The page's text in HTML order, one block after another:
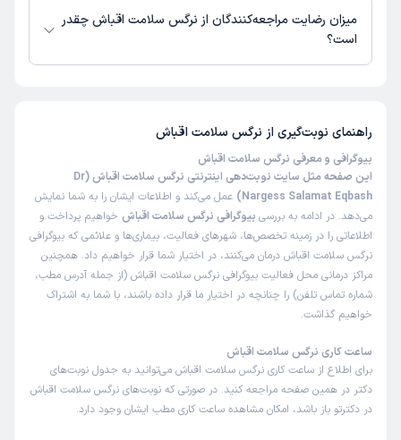
میزان رضایت مراجعه‌کنندگان از نرگس سلامت اقباش چقدر
است؟
راهنمای نوبت‌گیری از نرگس سلامت اقباش
بیوگرافی و معرفی نرگس سلامت اقباش
این صفحه مثل سایت نوبت‌دهی اینترنتی نرگس سلامت اقباش (Dr
Nargess Salamat Eqbash)
عمل می‌کند و اطلاعات ایشان را به شما نمایش
می‌دهد. در ادامه به بررسی بیوگرافی نرگس سلامت اقباش خواهیم پرداخت و
اطلاعاتی را در زمینه تخصص‌ها، شهرهای فعالیت، بیماری‌ها و علائمی که بیوگرافی
نرگس سلامت اقباش درمان می‌کنند، در اختیار شما قرار خواهیم داد. همچنین
مراکز درمانی محل فعالیت بیوگرافی نرگس سلامت اقباش (از جمله آدرس مطب،
شماره تماس تلفن) را چنانچه در اختیار ما قرار داده باشند، با شما به اشتراک
خواهیم گذاشت.
ساعت کاری نرگس سلامت اقباش
برای اطلاع از ساعت کاری نرگس سلامت اقباش می‌توانید به جدول نوبت‌های
دکتر در همین صفحه مراجعه کنید. در صورتی که نوبت‌های نرگس سلامت اقباش
در دکترتو باز باشد، امکان مشاهده ساعت کاری مطب ایشان وجود دارد.